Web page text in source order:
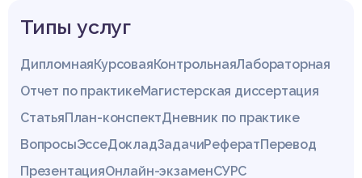
Типы услуг
ДипломнаяКурсоваяКонтрольнаяЛабораторная
Отчет по практикеМагистерская диссертация
СтатьяПлан-конспектДневник по практике
ВопросыЭссеДокладЗадачиРефератПеревод
ПрезентацияОнлайн-экзаменСУРС